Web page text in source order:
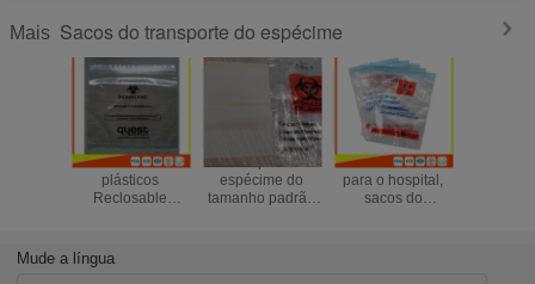
Mais Sacos do transporte do espécime
Os sacos
plásticos
Reclosable
fechamento de
empacotamento
O transporte do
espécime do
tamanho padrão
Sacos médicos
para o hospital,
sacos do
Mude a língua